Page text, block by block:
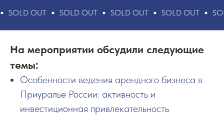
SOLD OUT SOLD OUT SOLD OUT SOLD OUT
На мероприятии обсудили следующие
темы:
Особенности ведения арендного бизнеса в
Приуралье России: активность и
инвестиционная привлекательность